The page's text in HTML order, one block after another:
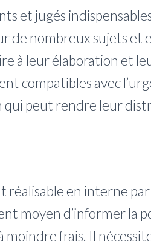
et jugés
de nombreux sujets et
à leur élaboration et
compatibles avec
peut rendre leur
réalisable en interne
moyen d’informer la
moindre frais. Il